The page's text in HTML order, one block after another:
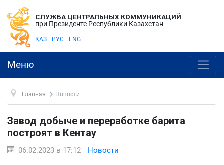
СЛУЖБА ЦЕНТРАЛЬНЫХ КОММУНИКАЦИЙ
при Президенте Республики Казахстан
ҚАЗ РУС ENG
Меню
Главная Новости
Завод добыче и переработке барита
построят в Кентау
06.02.2023 в 17:12 Новости